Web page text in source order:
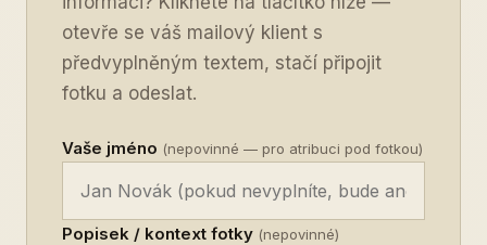
otevře se váš mailový klient s
předvyplněným textem, stačí připojit
fotku a odeslat.
Vaše jméno (nepovinné — pro atribuci pod fotkou)
Popisek / kontext fotky (nepovinné)